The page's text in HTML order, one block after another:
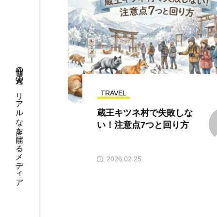
仙台の人達の、リアルな声を届けるメディア TRAVEL
蔵王キツネ村で失敗しな
い！注意点7つと回り方
2026.02.25